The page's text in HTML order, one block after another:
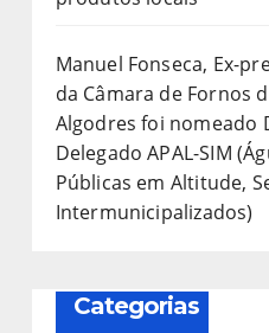
Manuel Fonseca, Ex-
da Câmara de Fornos
Algodres foi nomeado
Delegado APAL-SIM
Públicas em Altitude,
Intermunicipalizados)
Categorias